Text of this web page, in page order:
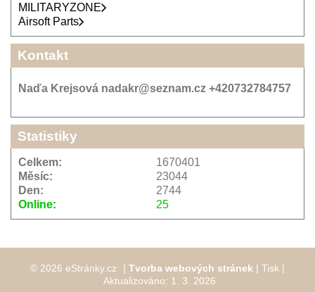
AT na Facebooku
MILITARYZONE
Airsoft Parts
Kontakt
Statistiky
Online: 25
Celkem:
1670401
Měsíc:
23044
Den:
2744
© 2026 eStránky.cz | Tvorba webových stránek